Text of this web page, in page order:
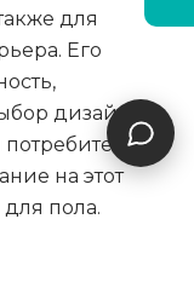
для
Его
дизайнов,
на этот
пола.